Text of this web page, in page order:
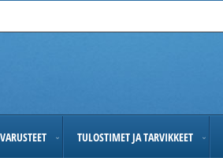
TULOSTIMET JA TARVIKKEET